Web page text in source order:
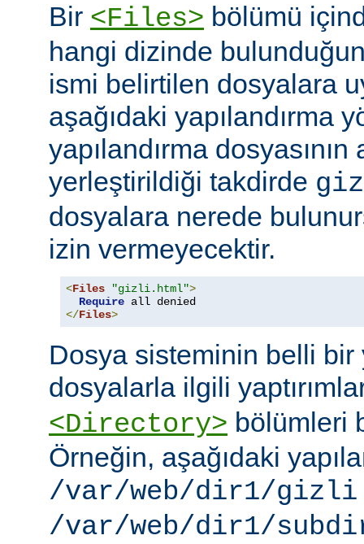
Bir <Files> bölümü
hangi dizinde
ismi belirtilen dosyalara
aşağıdaki yapılandırma
yapılandırma
yerleştirildiği takdirde
dosyalara nerede
izin vermeyecektir.
<Files "gizli.html">
Require
</Files>
Dosya sisteminin belli
dosyalarla ilgili
<Directory> bölümleri
Örneğin, aşağıdaki
/var/web/dir1/
/var/web/dir1/